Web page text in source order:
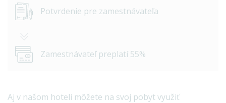
Potvrdenie pre zamestnávateľa
Zamestnávateľ preplatí 55%
Aj v našom hoteli môžete na svoj pobyt využiť